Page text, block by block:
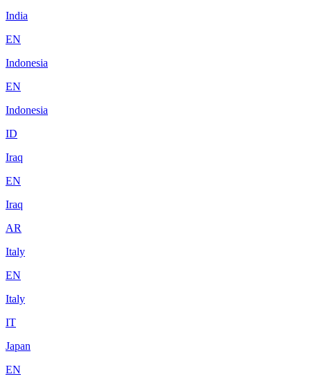
India
EN
Indonesia
EN
Indonesia
ID
Iraq
EN
Iraq
AR
Italy
EN
Italy
IT
Japan
EN